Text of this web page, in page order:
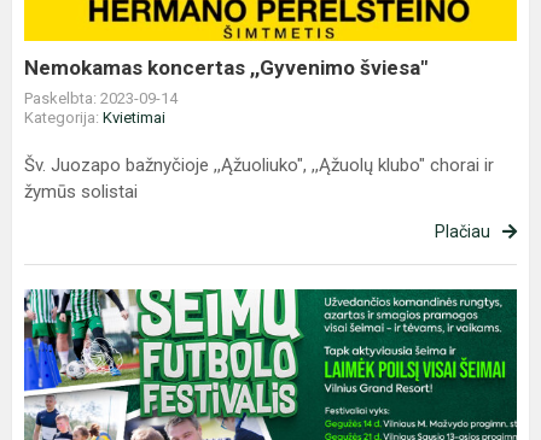
Nemokamas koncertas ,,Gyvenimo šviesa"
Paskelbta: 2023-09-14
Kategorija: Kvietimai
Šv. Juozapo bažnyčioje ,,Ąžuoliuko", ,,Ąžuolų klubo" chorai ir
žymūs solistai
Plačiau
Šeimų
futbolo
festivalis